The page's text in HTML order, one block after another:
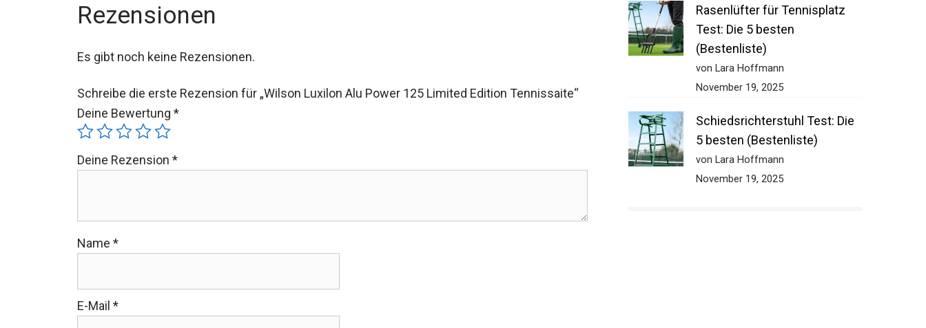
Rezensionen
Es gibt noch keine Rezensionen.
Schreibe die erste Rezension für „Wilson Luxilon Alu Power 125 Limited Edition Tennissaite“
Deine Bewertung *
Deine Rezension *
Name *
E-Mail *
Rasenlüfter für Tennisplatz
Test: Die 5 besten
(Bestenliste)
von Lara Hoffmann
November 19, 2025
Schiedsrichterstuhl Test: Die
5 besten (Bestenliste)
von Lara Hoffmann
November 19, 2025